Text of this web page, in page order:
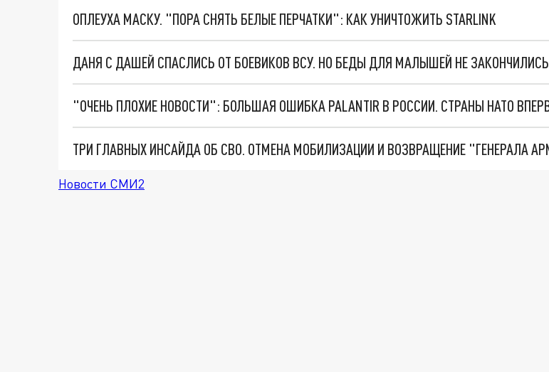
ОПЛЕУХА МАСКУ. "ПОРА СНЯТЬ БЕЛЫЕ ПЕРЧАТКИ": КАК УНИЧТОЖИТЬ STARLINK
ДАНЯ С ДАШЕЙ СПАСЛИСЬ ОТ БОЕВИКОВ ВСУ. НО БЕДЫ ДЛЯ МАЛЫШЕЙ НЕ ЗАКОНЧИЛИСЬ
Новости СМИ2